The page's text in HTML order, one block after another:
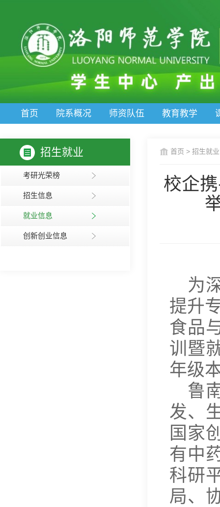
首页 院系概况 师资队伍 教育教学
招生就业
考研光荣榜
招生信息
就业信息
创新创业信息
首页 > 招生就业
校企
为
提升
食品
训暨
年级
鲁
发、
国家
有中
科研
局、